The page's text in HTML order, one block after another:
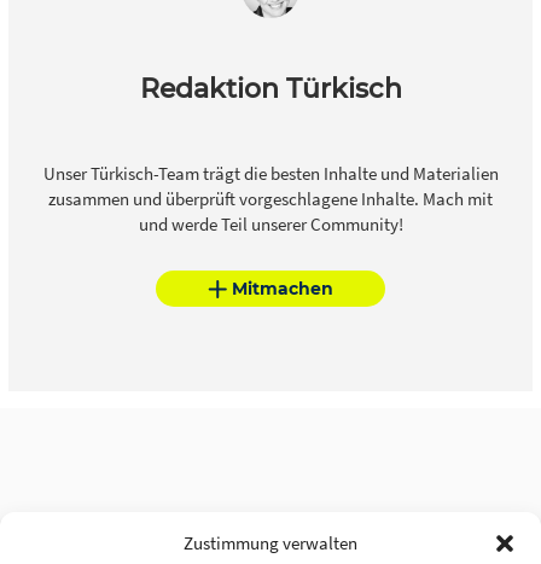
Zustimmung verwalten
Redaktion Türkisch
Unser Türkisch-Team trägt die besten Inhalte und Materialien
zusammen und überprüft vorgeschlagene Inhalte. Mach mit
und werde Teil unserer Community!
Mitmachen